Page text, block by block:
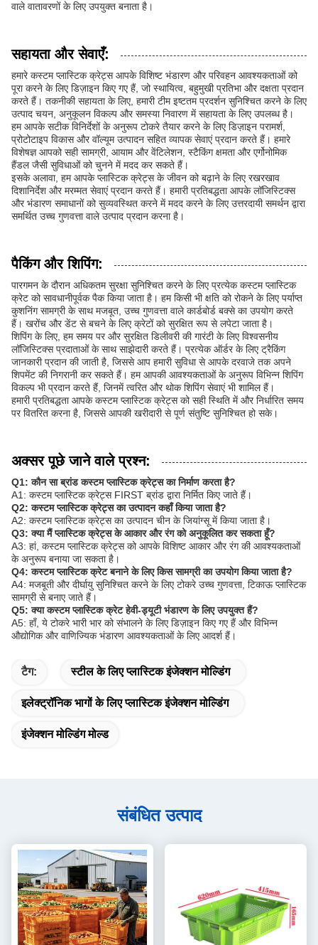
वाले वातावरणों के लिए उपयुक्त बनाता है।
सहायता और सेवाएँ:
हमारे कस्टम प्लास्टिक क्रेट्स आपके विशिष्ट भंडारण और परिवहन आवश्यकताओं को
पूरा करने के लिए डिज़ाइन किए गए हैं, जो स्थायित्व, बहुमुखी प्रतिभा और दक्षता प्रदान
करते हैं। तकनीकी सहायता के लिए, हमारी टीम इष्टतम प्रदर्शन सुनिश्चित करने के लिए
उत्पाद चयन, अनुकूलन विकल्प और समस्या निवारण में सहायता के लिए उपलब्ध है।
हम आपके सटीक विनिर्देशों के अनुरूप टोकरे तैयार करने के लिए डिज़ाइन परामर्श,
प्रोटोटाइप विकास और वॉल्यूम उत्पादन सहित व्यापक सेवाएं प्रदान करते हैं। हमारे
विशेषज्ञ आपको सही सामग्री, आयाम और वेंटिलेशन, स्टैकिंग क्षमता और एर्गोनोमिक
हैंडल जैसी सुविधाओं को चुनने में मदद कर सकते हैं।
इसके अलावा, हम आपके प्लास्टिक क्रेट्स के जीवन को बढ़ाने के लिए रखरखाव
दिशानिर्देश और मरम्मत सेवाएं प्रदान करते हैं। हमारी प्रतिबद्धता आपके लॉजिस्टिक्स
और भंडारण समाधानों को सुव्यवस्थित करने में मदद करने के लिए उत्तरदायी समर्थन द्वारा
समर्थित उच्च गुणवत्ता वाले उत्पाद प्रदान करना है।
पैकिंग और शिपिंग:
पारगमन के दौरान अधिकतम सुरक्षा सुनिश्चित करने के लिए प्रत्येक कस्टम प्लास्टिक
क्रेट को सावधानीपूर्वक पैक किया जाता है। हम किसी भी क्षति को रोकने के लिए पर्याप्त
कुशनिंग सामग्री के साथ मजबूत, उच्च गुणवत्ता वाले कार्डबोर्ड बक्से का उपयोग करते
हैं। खरोंच और डेंट से बचने के लिए क्रेटों को सुरक्षित रूप से लपेटा जाता है।
शिपिंग के लिए, हम समय पर और सुरक्षित डिलीवरी की गारंटी के लिए विश्वसनीय
लॉजिस्टिक्स प्रदाताओं के साथ साझेदारी करते हैं। प्रत्येक ऑर्डर के लिए ट्रैकिंग
जानकारी प्रदान की जाती है, जिससे आप हमारी सुविधा से आपके दरवाजे तक अपने
शिपमेंट की निगरानी कर सकते हैं। हम आपकी आवश्यकताओं के अनुरूप विभिन्न शिपिंग
विकल्प भी प्रदान करते हैं, जिनमें त्वरित और थोक शिपिंग सेवाएं भी शामिल हैं।
हमारी प्रतिबद्धता आपके कस्टम प्लास्टिक क्रेट्स को सही स्थिति में और निर्धारित समय
पर वितरित करना है, जिससे आपकी खरीदारी से पूर्ण संतुष्टि सुनिश्चित हो सके।
अक्सर पूछे जाने वाले प्रश्न:
Q1: कौन सा ब्रांड कस्टम प्लास्टिक क्रेट्स का निर्माण करता है?
A1: कस्टम प्लास्टिक क्रेट्स FIRST ब्रांड द्वारा निर्मित किए जाते हैं।
Q2: कस्टम प्लास्टिक क्रेट्स का उत्पादन कहाँ किया जाता है?
A2: कस्टम प्लास्टिक क्रेट्स का उत्पादन चीन के जियांग्सू में किया जाता है।
Q3: क्या मैं प्लास्टिक क्रेट्स के आकार और रंग को अनुकूलित कर सकता हूँ?
A3: हां, कस्टम प्लास्टिक क्रेट्स को आपके विशिष्ट आकार और रंग की आवश्यकताओं
के अनुरूप बनाया जा सकता है।
Q4: कस्टम प्लास्टिक क्रेट बनाने के लिए किस सामग्री का उपयोग किया जाता है?
A4: मजबूती और दीर्घायु सुनिश्चित करने के लिए टोकरे उच्च गुणवत्ता, टिकाऊ प्लास्टिक
सामग्री से बनाए जाते हैं।
Q5: क्या कस्टम प्लास्टिक क्रेट हेवी-ड्यूटी भंडारण के लिए उपयुक्त हैं?
A5: हाँ, ये टोकरे भारी भार को संभालने के लिए डिज़ाइन किए गए हैं और विभिन्न
औद्योगिक और वाणिज्यिक भंडारण आवश्यकताओं के लिए आदर्श हैं।
टैग: स्टील के लिए प्लास्टिक इंजेक्शन मोल्डिंग
इलेक्ट्रॉनिक भागों के लिए प्लास्टिक इंजेक्शन मोल्डिंग
इंजेक्शन मोल्डिंग मोल्ड
संबंधित उत्पाद